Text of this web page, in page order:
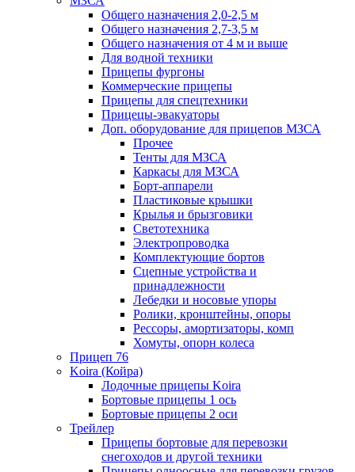
Общего назначения 2,0-2,5 м
Общего назначения 2,7-3,5 м
Общего назначения от 4 м и выше
Для водной техники
Прицепы фургоны
Коммерческие прицепы
Прицепы для спецтехники
Прицецы-эвакуаторы
Доп. оборудование для прицепов МЗСА
Прочее
Тенты для МЗСА
Каркасы для МЗСА
Борт-аппарели
Пластиковые крышки
Крылья и брызговики
Светотехника
Электропроводка
Комплектующие бортов
Сцепные устройства и
принадлежности
Лебедки и носовые упоры
Ролики, кронштейны, опоры
Рессоры, амортизаторы, комп
Хомуты, опорн колеса
Прицеп 76
Koira (Койра)
Лодочные прицепы Koira
Бортовые прицепы 1 ось
Бортовые прицепы 2 оси
Трейлер
Прицепы бортовые для перевозки
снегоходов и другой техники